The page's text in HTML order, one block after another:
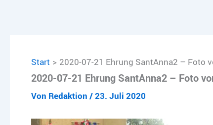
Start 2020-07-21 Ehrung SantAnna2 – Foto
2020-07-21 Ehrung SantAnna2 – Foto
Von Redaktion /23. Juli 2020